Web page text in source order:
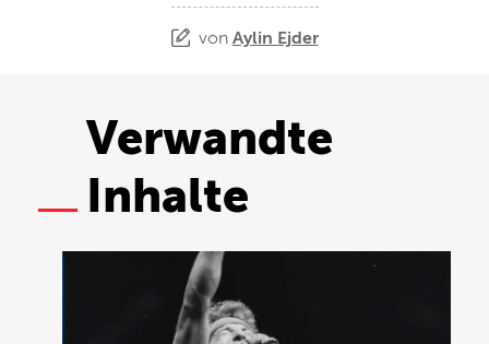
von Aylin Ejder
Verwandte
Inhalte